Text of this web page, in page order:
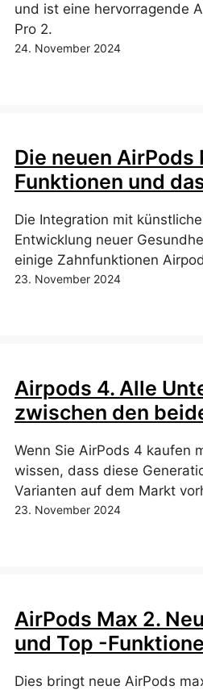
und ist eine hervorragende
Pro 2.
24. November 2024
Die neuen AirPods
Funktionen und
Die Integration mit
Entwicklung neuer
einige Zahnfunktionen
23. November 2024
Airpods 4. Alle
zwischen den
Wenn Sie AirPods 4 kaufen
wissen, dass diese
Varianten auf dem Markt
23. November 2024
AirPods Max 2.
und Top -
Dies bringt neue AirPods